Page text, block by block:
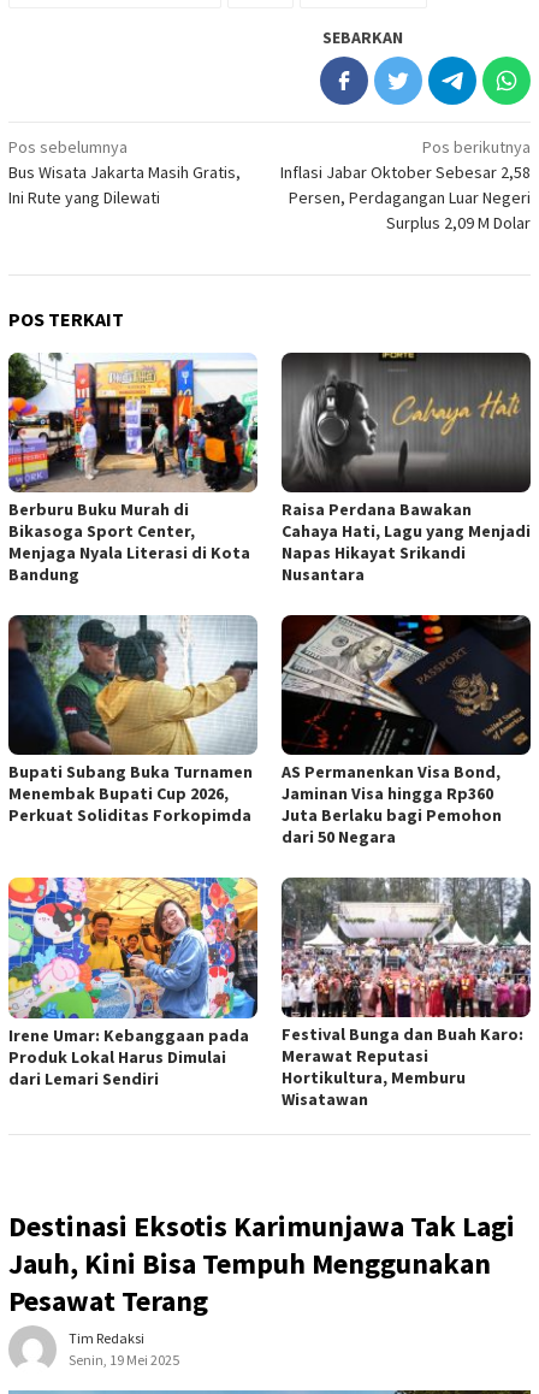
SEBARKAN
Navigasi
pos
Pos sebelumnya
Bus Wisata Jakarta Masih Gratis,
Ini Rute yang Dilewati
Pos berikutnya
Inflasi Jabar Oktober Sebesar 2,58
Persen, Perdagangan Luar Negeri
Surplus 2,09 M Dolar
POS TERKAIT
Berburu Buku Murah di
Bikasoga Sport Center,
Menjaga Nyala Literasi di Kota
Bandung
Raisa Perdana Bawakan
Cahaya Hati, Lagu yang Menjadi
Napas Hikayat Srikandi
Nusantara
Bupati Subang Buka Turnamen
Menembak Bupati Cup 2026,
Perkuat Soliditas Forkopimda
AS Permanenkan Visa Bond,
Jaminan Visa hingga Rp360
Juta Berlaku bagi Pemohon
dari 50 Negara
Irene Umar: Kebanggaan pada
Produk Lokal Harus Dimulai
dari Lemari Sendiri
Festival Bunga dan Buah Karo:
Merawat Reputasi
Hortikultura, Memburu
Wisatawan
Destinasi Eksotis Karimunjawa Tak Lagi
Jauh, Kini Bisa Tempuh Menggunakan
Pesawat Terang
Tim Redaksi
Senin, 19 Mei 2025